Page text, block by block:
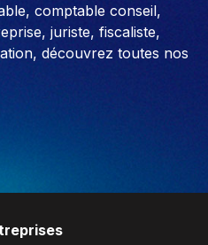
comptable conseil,
juriste, fiscaliste,
découvrez toutes nos